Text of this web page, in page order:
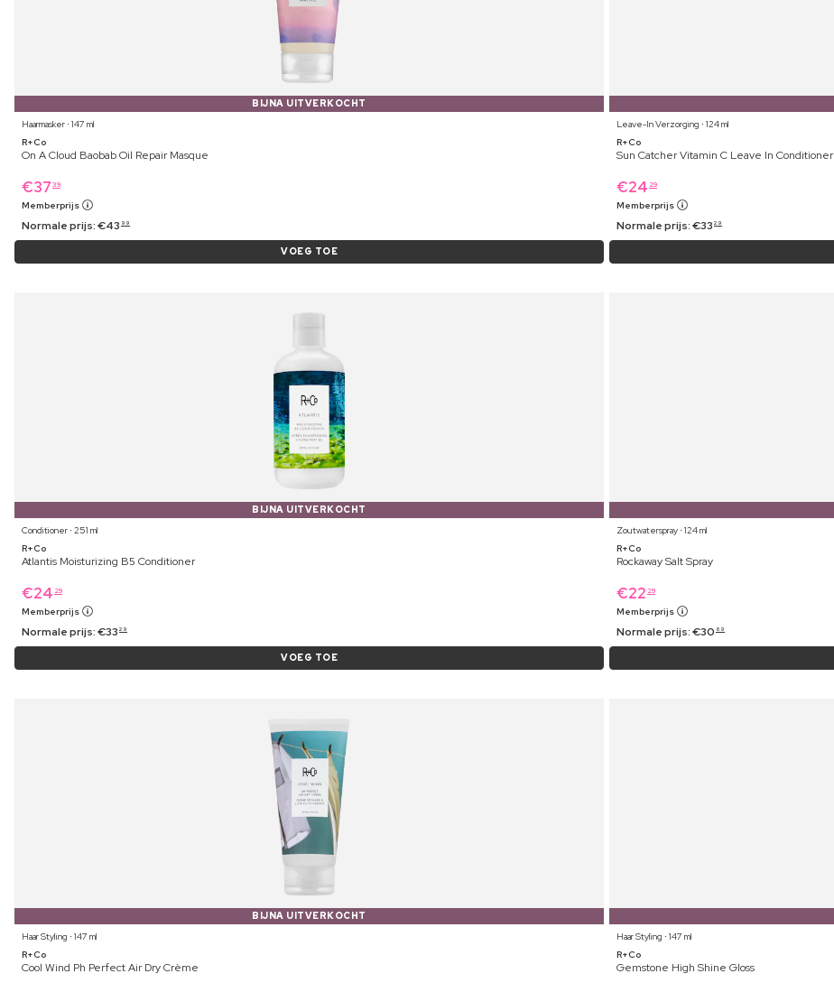
BIJNA UITVERKOCHT
Haarmasker ⋅ 147 ml
R+Co
On A Cloud Baobab Oil Repair Masque
€37 39
Memberprijs
Normale prijs:€43 99
VOEG TOE
Leave-In Verzorging ⋅ 124 ml
R+Co
Sun Catcher Vitamin C Leave In Conditioner
€24 29
Memberprijs
Normale prijs:€33 29
BIJNA UITVERKOCHT
Conditioner ⋅ 251 ml
R+Co
Atlantis Moisturizing B5 Conditioner
€24 29
Memberprijs
Normale prijs:€33 29
VOEG TOE
Zoutwaterspray ⋅ 124 ml
R+Co
Rockaway Salt Spray
€22 29
Memberprijs
Normale prijs:€30 69
BIJNA UITVERKOCHT
Haar Styling ⋅ 147 ml
R+Co
Cool Wind Ph Perfect Air Dry Crème
Haar Styling ⋅ 147 ml
R+Co
Gemstone High Shine Gloss